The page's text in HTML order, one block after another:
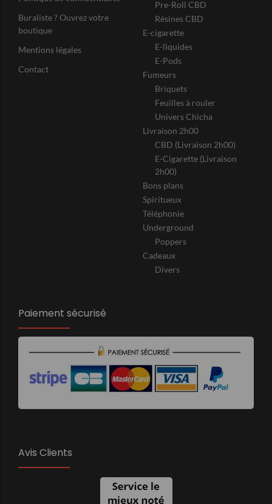
Buraliste ? Ouvrez votre
boutique
Mentions légales
Contact
Pre-Roll CBD
Résines CBD
E-cigarette
E-liquides
E-Pods
Fumeurs
Briquets
Feuilles à rouler
Univers Chicha
Livraison 2h00
CBD (Livraison 2h00)
E-Cigarette (Livraison
2h00)
Bons plans
Spiritueux
Téléphonie
Underground
Poppers
Cadeaux
Divers
Paiement sécurisé
Avis Clients